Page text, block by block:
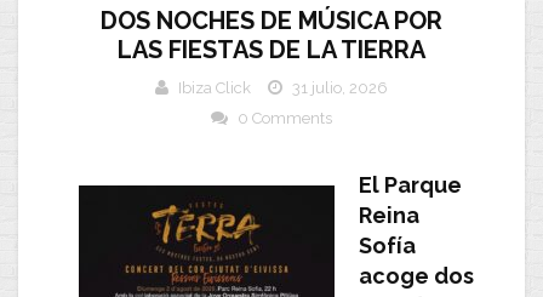
DOS NOCHES DE MÚSICA POR
LAS FIESTAS DE LA TIERRA
Ibiza Click
31 julio, 2026
0 Comments
El Parque
Reina
Sofía
acoge dos